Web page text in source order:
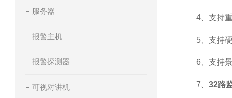
服务器
报警主机
报警探测器
可视对讲机
4、支持重
5、支持硬盘
6、支持景变
7、 32路